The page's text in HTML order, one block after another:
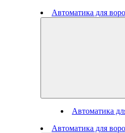
Автоматика для
Автоматика
Автоматика для